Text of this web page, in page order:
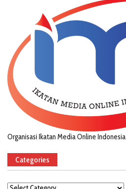
Organisasi Ikatan Media Online Indonesia
Categories